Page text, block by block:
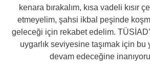
kenara bırakalım, kısa vadeli kısır
etmeyelim, şahsi ikbal peşinde
geleceği için rekabet edelim.
uygarlık seviyesine taşımak için bu
devam edeceğine